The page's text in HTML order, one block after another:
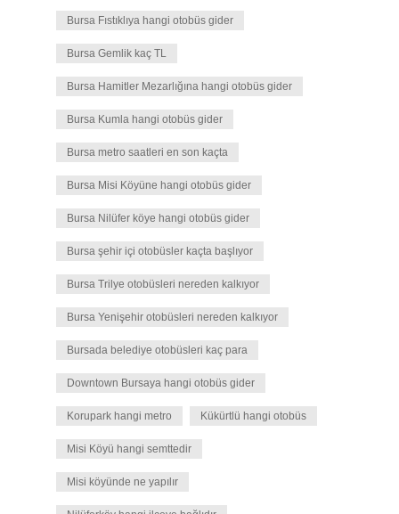
Bursa Fıstıklıya hangi otobüs gider
Bursa Gemlik kaç TL
Bursa Hamitler Mezarlığına hangi otobüs gider
Bursa Kumla hangi otobüs gider
Bursa metro saatleri en son kaçta
Bursa Misi Köyüne hangi otobüs gider
Bursa Nilüfer köye hangi otobüs gider
Bursa şehir içi otobüsler kaçta başlıyor
Bursa Trilye otobüsleri nereden kalkıyor
Bursa Yenişehir otobüsleri nereden kalkıyor
Bursada belediye otobüsleri kaç para
Downtown Bursaya hangi otobüs gider
Korupark hangi metro Kükürtlü hangi otobüs
Misi Köyü hangi semttedir
Misi köyünde ne yapılır